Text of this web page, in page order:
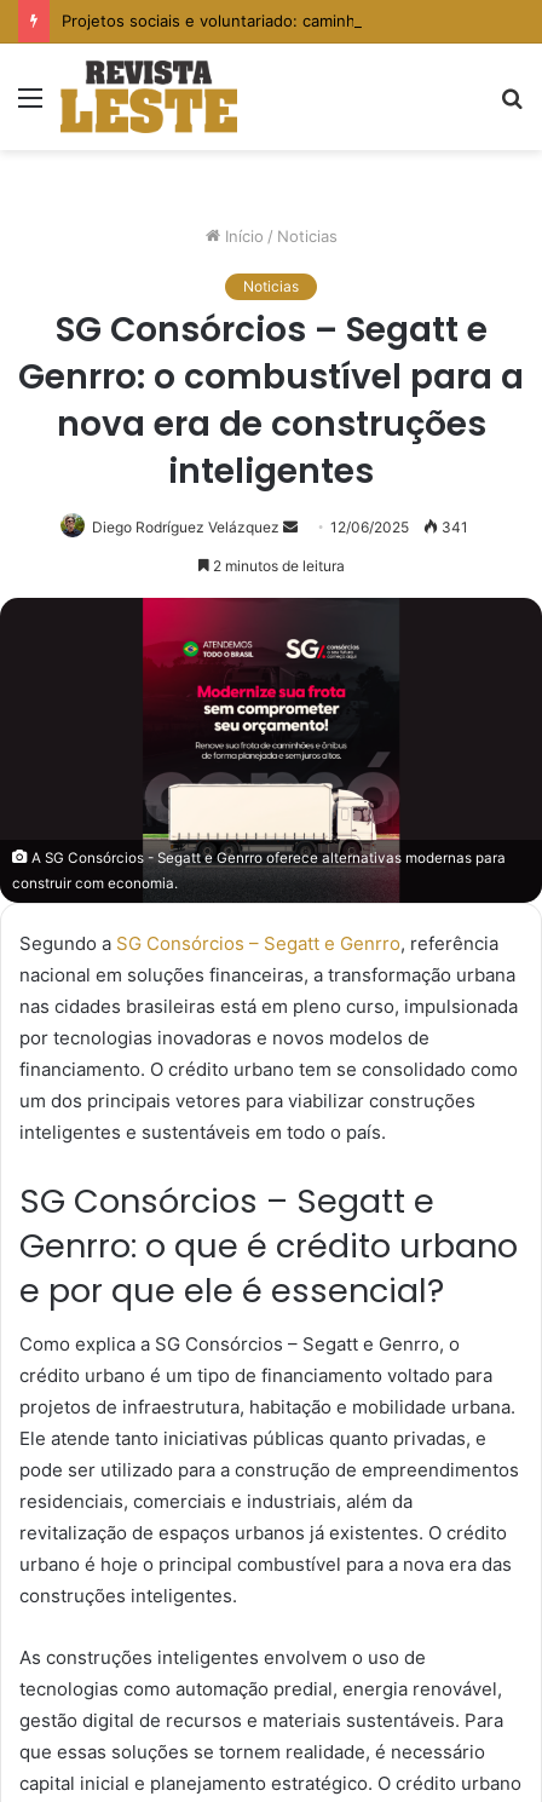
Menu
Início / Noticias
Noticias
SG Consórcios – Segatt e
Genrro: o combustível para a
nova era de construções
inteligentes
Diego Rodríguez Velázquez
Mande
um
12/06/2025 341
2 minutos de leitura
A SG Consórcios - Segatt e Genrro oferece alternativas modernas para
construir com economia.
Segundo a SG Consórcios – Segatt e Genrro, referência
nacional em soluções financeiras, a transformação urbana
nas cidades brasileiras está em pleno curso, impulsionada
por tecnologias inovadoras e novos modelos de
financiamento. O crédito urbano tem se consolidado como
um dos principais vetores para viabilizar construções
inteligentes e sustentáveis em todo o país.
SG Consórcios – Segatt e
Genrro: o que é crédito urbano
e por que ele é essencial?
Como explica a SG Consórcios – Segatt e Genrro, o
crédito urbano é um tipo de financiamento voltado para
projetos de infraestrutura, habitação e mobilidade urbana.
Ele atende tanto iniciativas públicas quanto privadas, e
pode ser utilizado para a construção de empreendimentos
residenciais, comerciais e industriais, além da
revitalização de espaços urbanos já existentes. O crédito
urbano é hoje o principal combustível para a nova era das
construções inteligentes.
As construções inteligentes envolvem o uso de
tecnologias como automação predial, energia renovável,
gestão digital de recursos e materiais sustentáveis. Para
que essas soluções se tornem realidade, é necessário
capital inicial e planejamento estratégico. O crédito urbano